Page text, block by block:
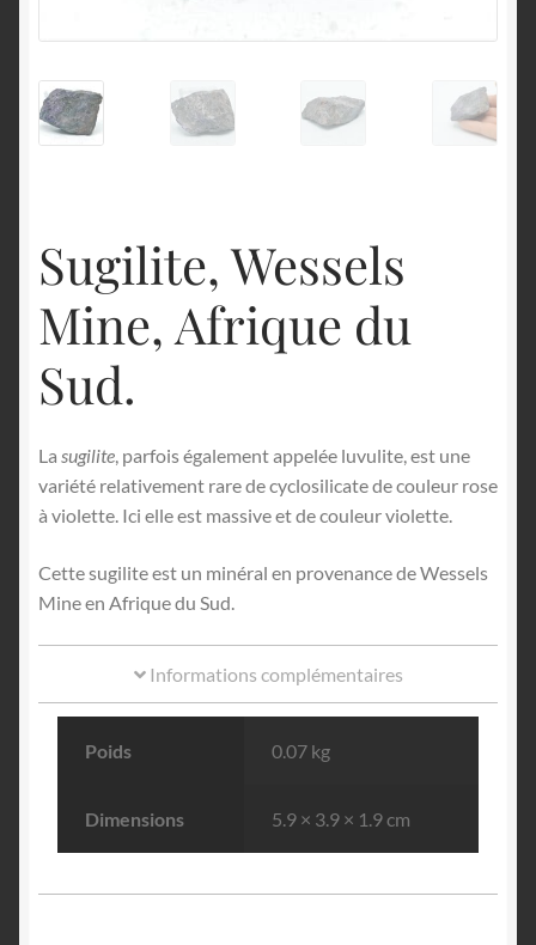
Sugilite, Wessels
Mine, Afrique du
Sud.
La sugilite, parfois également appelée luvulite, est une
variété relativement rare de cyclosilicate de couleur rose
à violette. Ici elle est massive et de couleur violette.
Cette sugilite est un minéral en provenance de Wessels
Mine en Afrique du Sud.
Informations complémentaires
Poids 0.07 kg
Dimensions 5.9 × 3.9 × 1.9 cm